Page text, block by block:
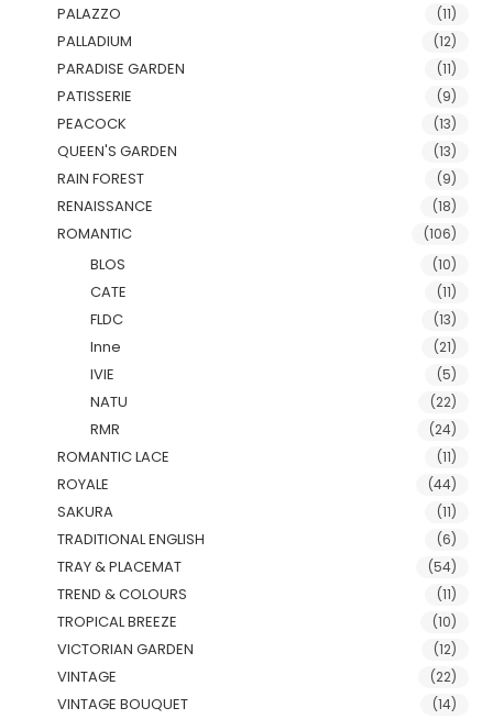
PALAZZO (11)
PALLADIUM (12)
PARADISE GARDEN (11)
PATISSERIE (9)
PEACOCK (13)
QUEEN'S GARDEN (13)
RAIN FOREST (9)
RENAISSANCE (18)
ROMANTIC (106)
BLOS (10)
CATE (11)
FLDC (13)
Inne (21)
IVIE (5)
NATU (22)
RMR (24)
ROMANTIC LACE (11)
ROYALE (44)
SAKURA (11)
TRADITIONAL ENGLISH (6)
TRAY & PLACEMAT (54)
TREND & COLOURS (11)
TROPICAL BREEZE (10)
VICTORIAN GARDEN (12)
VINTAGE (22)
VINTAGE BOUQUET (14)